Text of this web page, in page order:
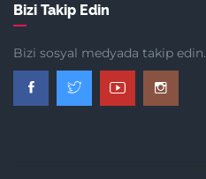
Bizi Takip Edin
Bizi sosyal medyada takip edin.